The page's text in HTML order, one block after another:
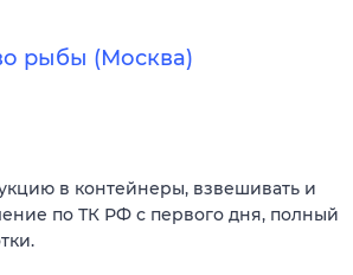
рыбы (Москва)
в контейнеры, взвешивать и
по ТК РФ с первого дня, полный